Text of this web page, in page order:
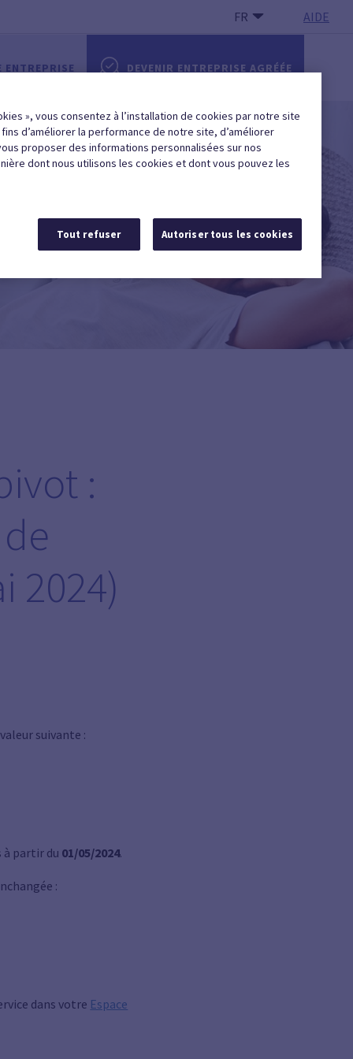
FR AIDE
ENTREPRISE DEVENIR ENTREPRISE AGRÉÉE
:
2024)
suivante :
partir du 01/05/2024.
:
dans votre Espace
», vous consentez à l’installation de cookies par notre site
d’améliorer la performance de notre site, d’améliorer
proposer des informations personnalisées sur nos
dont nous utilisons les cookies et dont vous pouvez les
Tout refuser Autoriser tous les cookies